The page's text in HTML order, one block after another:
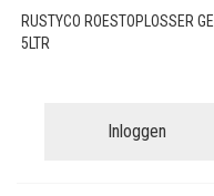
RUSTYCO ROESTOPLOSSER GEL
5LTR
Inloggen